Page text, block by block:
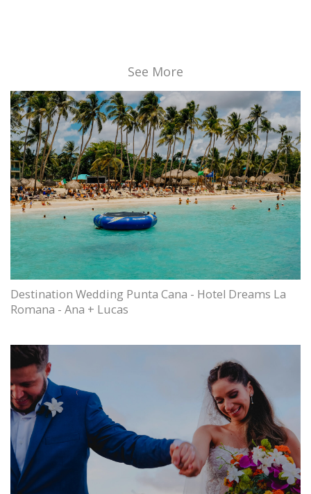
See More
Destination Wedding Punta Cana - Hotel Dreams La
Romana - Ana + Lucas